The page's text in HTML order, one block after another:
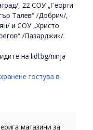
, 22 СОУ „Георги
Талев“ /Добрич/,
и СОУ „Христо
/Пазарджик/.
на lidl.bg/ninja
гостува в
магазини за